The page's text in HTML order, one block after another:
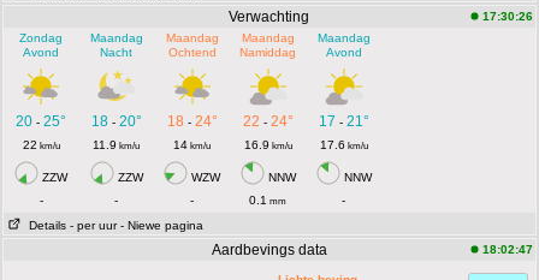
Verwachting
17:30:26
Zondag
Avond
Maandag
Nacht
Maandag
Ochtend
Maandag
Namiddag
Maandag
Avond
20 -25° 18- 20° 18 - 24° 22 - 24° 17 - 21°
22 km/u 11.9 km/u 14 km/u 16.9 km/u 17.6 km/u
ZZW ZZW WZW NNW
NNW
-
- - 0.1 mm
-
Details - per uur - Niewe pagina
Aardbevings data 18:02:47